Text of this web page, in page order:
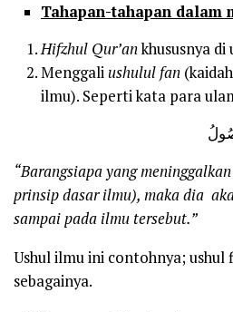
Tahapan-tahapan dalam
Hifzhul Qur’ankhususnya di
Menggali ushulul fan
ilmu). Seperti kata para
“Barangsiapa yang
prinsip dasar ilmu), maka dia
sampai pada ilmu tersebut.”
Ushul ilmu ini contohnya; ushul
sebagainya.